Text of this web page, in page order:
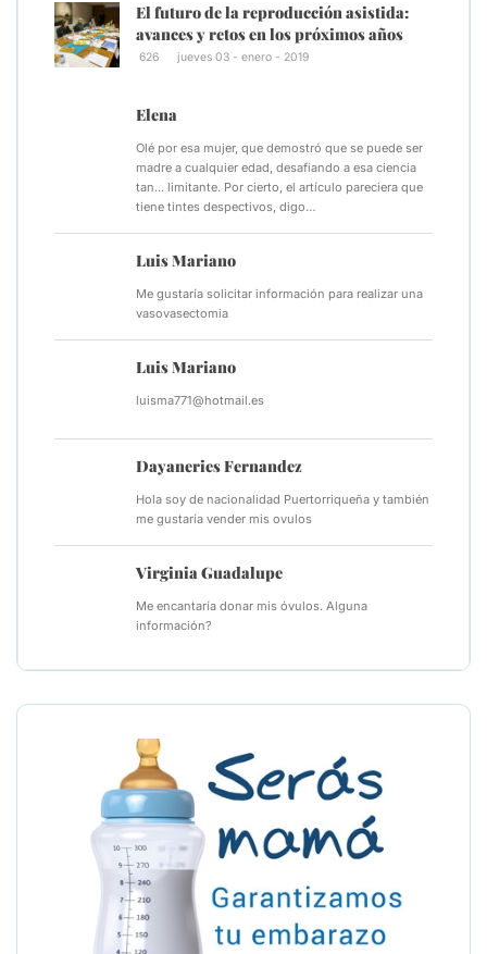
El futuro de la reproducción asistida:
avances y retos en los próximos años
626 jueves 03 - enero - 2019
Elena
Olé por esa mujer, que demostró que se puede ser
madre a cualquier edad, desafiando a esa ciencia
tan... limitante. Por cierto, el artículo pareciera que
tiene tintes despectivos, digo…
Luis Mariano
Me gustaría solicitar información para realizar una
vasovasectomia
Luis Mariano
luisma771@hotmail.es
Dayaneries Fernandez
Hola soy de nacionalidad Puertorriqueña y también
me gustaría vender mis ovulos
Virginia Guadalupe
Me encantaría donar mis óvulos. Alguna
información?